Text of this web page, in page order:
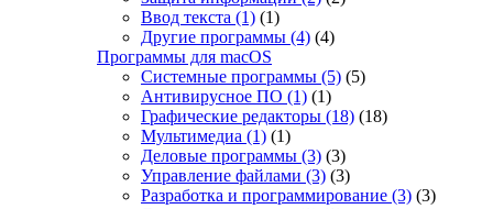
Ввод текста (1) (1)
Другие программы (4) (4)
Программы для macOS
Системные программы (5) (5)
Антивирусное ПО (1) (1)
Графические редакторы (18) (18)
Мультимедиа (1) (1)
Деловые программы (3) (3)
Управление файлами (3) (3)
Разработка и программирование (3) (3)